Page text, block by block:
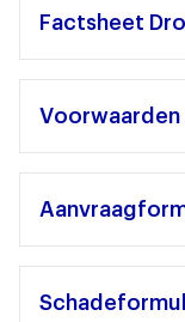
Factsheet
Voorwaarden